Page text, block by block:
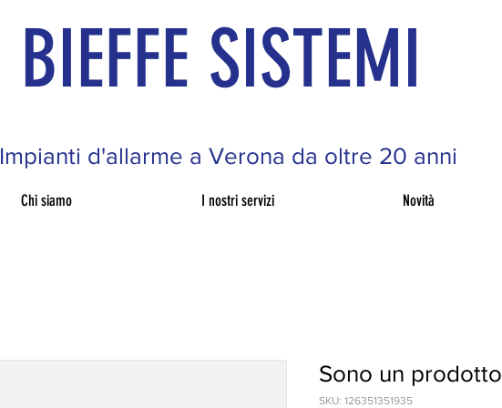
BIEFFE SISTEMI
Impianti d'allarme a Verona da oltre 20 anni
Chi siamo I nostri servizi Novità
Sono un prodotto
SKU: 126351351935